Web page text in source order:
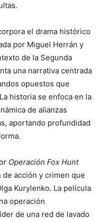
el drama histórico
por Miguel Herrán y
de la Segunda
una narrativa centrada
opuestos que
historia se enfoca en la
de alianzas
aportando profundidad
Operación Fox Hunt
de acción y crimen que
Kurylenko. La película
operación
de una red de lavado